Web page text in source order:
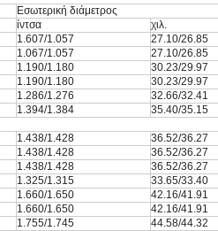
Εσωτερική διάμετρος
ίντσα
χιλ.
1.607/1.057
27.10/26.85
1.067/1.057
27.10/26.85
1.190/1.180
30.23/29.97
1.190/1.180
30.23/29.97
1.286/1.276
32.66/32.41
1.394/1.384
35.40/35.15
1.438/1.428
36.52/36.27
1.438/1.428
36.52/36.27
1.438/1.428
36.52/36.27
1.325/1.315
33.65/33.40
1.660/1.650
42.16/41.91
1.660/1.650
42.16/41.91
1.755/1.745
44.58/44.32